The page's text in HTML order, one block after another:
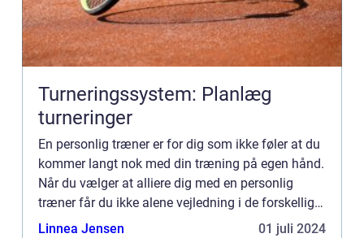
Turneringssystem: Planlæg
turneringer
En personlig træner er for dig som ikke føler at du
kommer langt nok med din træning på egen hånd.
Når du vælger at alliere dig med en personlig
træner får du ikke alene vejledning i de forskellige
øvelser således at du kan udføre eksempelvis
Linnea Jensen 01 juli 2024